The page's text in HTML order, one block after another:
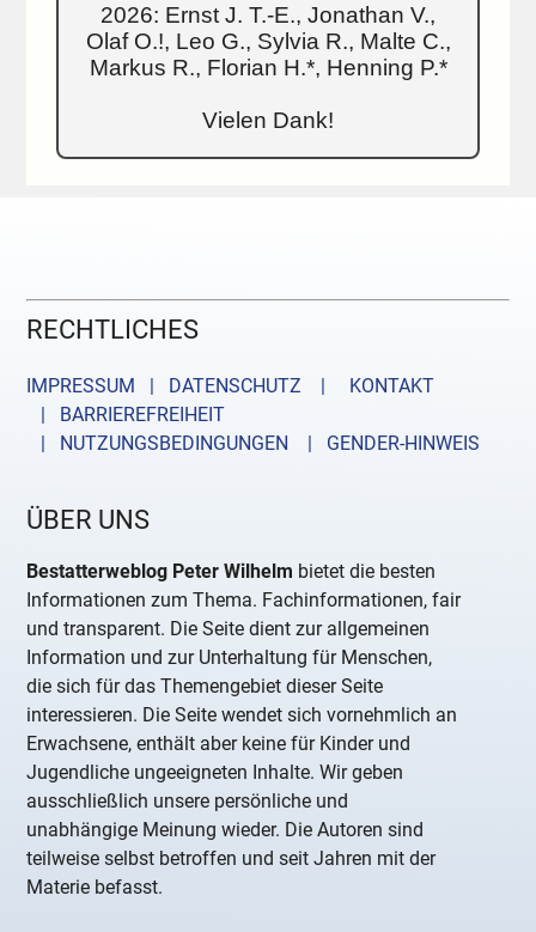
2026: Ernst J. T.-E., Jonathan V.,
Olaf O.!, Leo G., Sylvia R., Malte C.,
Markus R., Florian H.*, Henning P.*
Vielen Dank!
RECHTLICHES
IMPRESSUM | DATENSCHUTZ |
KONTAKT
| BARRIEREFREIHEIT
| NUTZUNGSBEDINGUNGEN
| GENDER-HINWEIS
ÜBER UNS
Bestatterweblog Peter Wilhelm bietet die besten
Informationen zum Thema. Fachinformationen, fair
und transparent. Die Seite dient zur allgemeinen
Information und zur Unterhaltung für Menschen,
die sich für das Themengebiet dieser Seite
interessieren. Die Seite wendet sich vornehmlich an
Erwachsene, enthält aber keine für Kinder und
Jugendliche ungeeigneten Inhalte. Wir geben
ausschließlich unsere persönliche und
unabhängige Meinung wieder. Die Autoren sind
teilweise selbst betroffen und seit Jahren mit der
Materie befasst.